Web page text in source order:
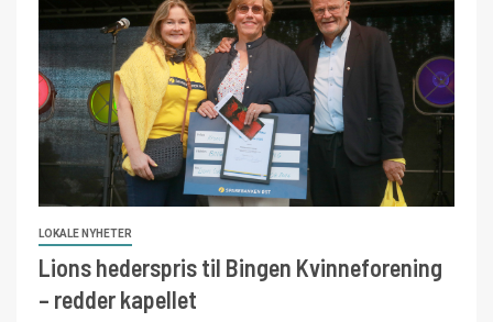
LOKALE NYHETER
Lions hederspris til Bingen Kvinneforening
– redder kapellet